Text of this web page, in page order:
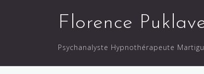
Florence
Psychanalyste Hypnothérapeute